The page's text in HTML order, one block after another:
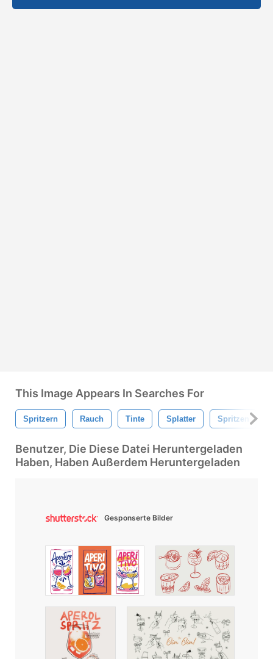
This Image Appears In Searches For
Spritzern Rauch Tinte Splatter Spritzen
Benutzer, Die Diese Datei Heruntergeladen
Haben, Haben Außerdem Heruntergeladen
Gesponserte Bilder